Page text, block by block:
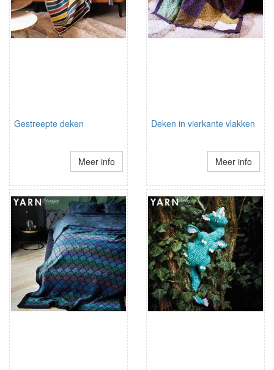
Gestreepte deken
Meer info
Deken in vierkante vlakken
Meer info